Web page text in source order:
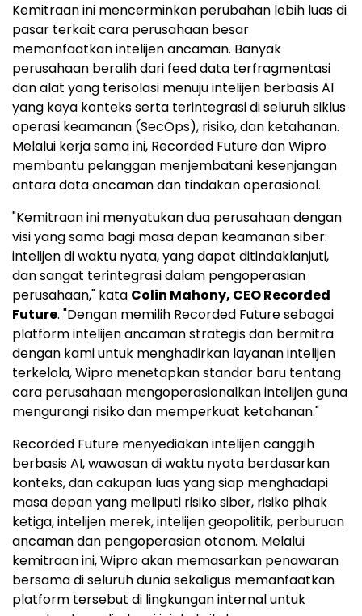
Kemitraan ini mencerminkan perubahan lebih luas di
pasar terkait cara perusahaan besar
memanfaatkan intelijen ancaman. Banyak
perusahaan beralih dari feed data terfragmentasi
dan alat yang terisolasi menuju intelijen berbasis AI
yang kaya konteks serta terintegrasi di seluruh siklus
operasi keamanan (SecOps), risiko, dan ketahanan.
Melalui kerja sama ini, Recorded Future dan Wipro
membantu pelanggan menjembatani kesenjangan
antara data ancaman dan tindakan operasional.
"Kemitraan ini menyatukan dua perusahaan dengan
visi yang sama bagi masa depan keamanan siber:
intelijen di waktu nyata, yang dapat ditindaklanjuti,
dan sangat terintegrasi dalam pengoperasian
perusahaan," kata Colin Mahony, CEO Recorded
Future. "Dengan memilih Recorded Future sebagai
platform intelijen ancaman strategis dan bermitra
dengan kami untuk menghadirkan layanan intelijen
terkelola, Wipro menetapkan standar baru tentang
cara perusahaan mengoperasionalkan intelijen guna
mengurangi risiko dan memperkuat ketahanan."
Recorded Future menyediakan intelijen canggih
berbasis AI, wawasan di waktu nyata berdasarkan
konteks, dan cakupan luas yang siap menghadapi
masa depan yang meliputi risiko siber, risiko pihak
ketiga, intelijen merek, intelijen geopolitik, perburuan
ancaman dan pengoperasian otonom. Melalui
kemitraan ini, Wipro akan memasarkan penawaran
bersama di seluruh dunia sekaligus memanfaatkan
platform tersebut di lingkungan internal untuk